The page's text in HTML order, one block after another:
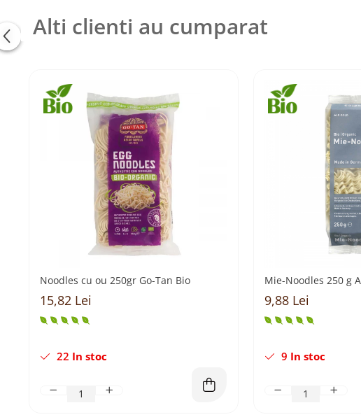
Alti clienti au cumparat
Noodles cu ou 250gr Go-Tan Bio
15,82 Lei
22 In stoc
Mie-Noodles 250 g
9,88 Lei
9 In stoc